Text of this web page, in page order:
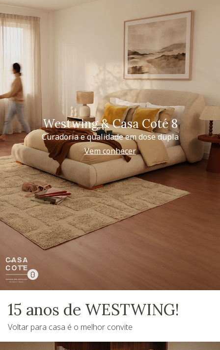
Westwing & Casa Coté 8
Curadoria e qualidade em dose dupla
Vem conhecer
15 anos de WESTWING!
Voltar para casa é o melhor convite